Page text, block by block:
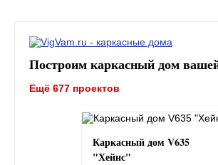
Построим каркасный дом
Ещё 677 проектов
Каркасный дом V635
"Хейнс"